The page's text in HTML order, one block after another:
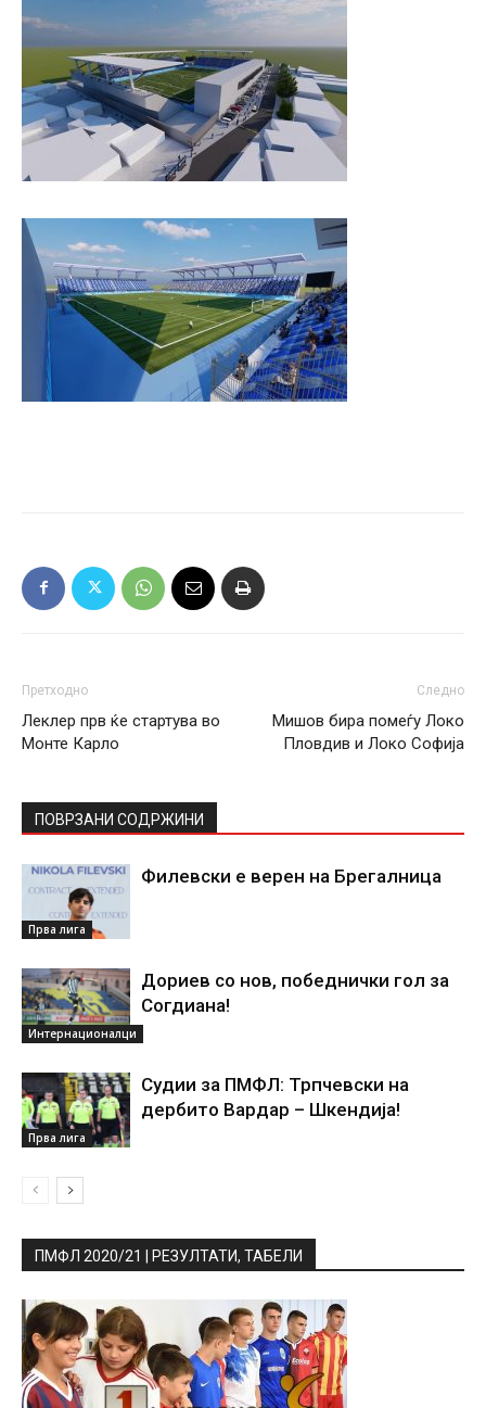
Претходно
Леклер прв ќе стартува во
Монте Карло
Следно
Мишов бира помеѓу Локо
Пловдив и Локо Софија
ПОВРЗАНИ СОДРЖИНИ
Прва лига
Филевски е верен на Брегалница
Интернационалци
Дориев со нов, победнички гол за
Согдиана!
Прва лига
Судии за ПМФЛ: Трпчевски на
дербито Вардар – Шкендија!
ПМФЛ 2020/21 | РЕЗУЛТАТИ, ТАБЕЛИ